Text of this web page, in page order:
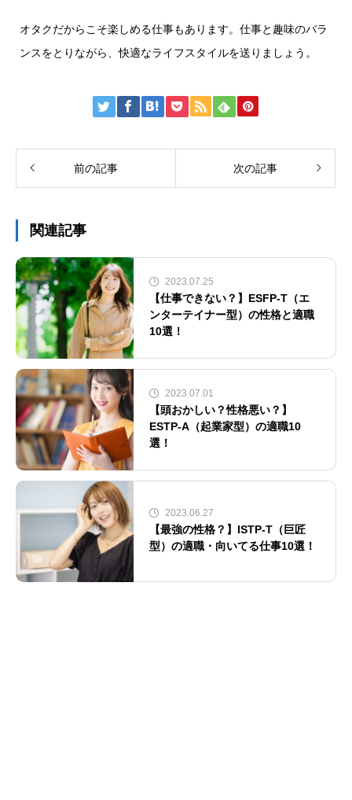
オタクだからこそ楽しめる仕事もあります。仕事と趣味のバラ
ンスをとりながら、快適なライフスタイルを送りましょう。
前の記事 次の記事
関連記事
2023.07.25
【仕事できない？】ESFP-T（エ
ンターテイナー型）の性格と適職
10選！
2023.07.01
【頭おかしい？性格悪い？】
ESTP-A（起業家型）の適職10
選！
2023.06.27
【最強の性格？】ISTP-T（巨匠
型）の適職・向いてる仕事10選！